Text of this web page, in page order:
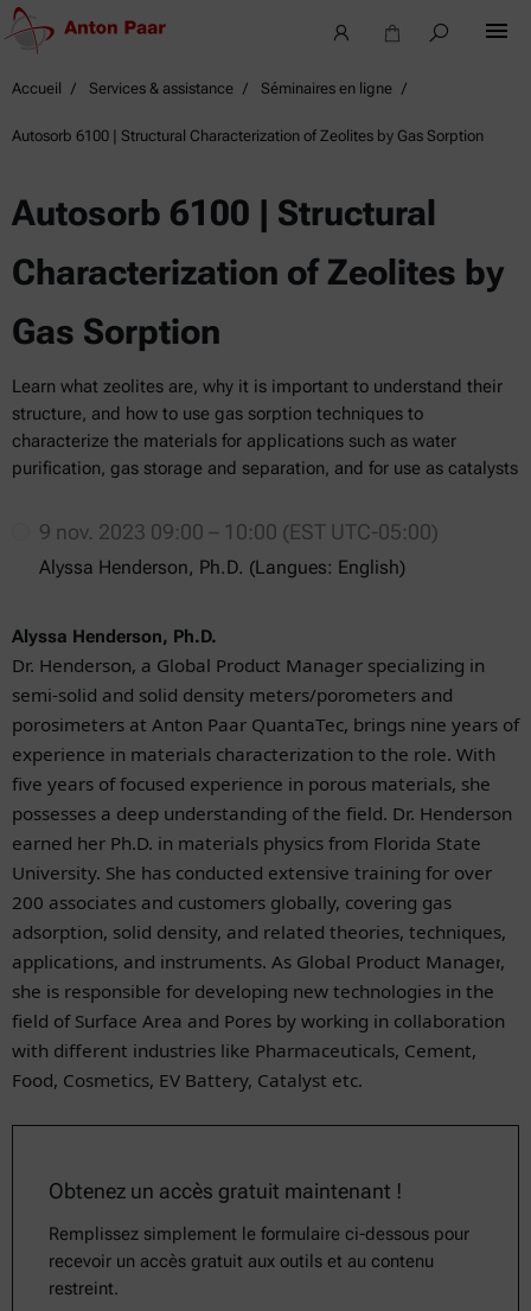
Accueil Services & assistance Séminaires en ligne
Autosorb 6100 | Structural Characterization of Zeolites by Gas Sorption
Autosorb 6100 | Structural
Characterization of Zeolites by
Gas Sorption
Learn what zeolites are, why it is important to understand their
structure, and how to use gas sorption techniques to
characterize the materials for applications such as water
purification, gas storage and separation, and for use as catalysts
9 nov. 2023 09:00 – 10:00 (EST UTC-05:00)
Alyssa Henderson, Ph.D. (Langues: English)
Alyssa Henderson, Ph.D.
Dr. Henderson, a Global Product Manager specializing in
semi-solid and solid density meters/porometers and
porosimeters at Anton Paar QuantaTec, brings nine years of
experience in materials characterization to the role. With
five years of focused experience in porous materials, she
possesses a deep understanding of the field. Dr. Henderson
earned her Ph.D. in materials physics from Florida State
University. She has conducted extensive training for over
200 associates and customers globally, covering gas
adsorption, solid density, and related theories, techniques,
applications, and instruments. As Global Product Manager,
she is responsible for developing new technologies in the
field of Surface Area and Pores by working in collaboration
with different industries like Pharmaceuticals, Cement,
Food, Cosmetics, EV Battery, Catalyst etc.
Obtenez un accès gratuit maintenant !
Remplissez simplement le formulaire ci-dessous pour
recevoir un accès gratuit aux outils et au contenu
restreint.